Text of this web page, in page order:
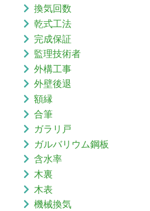
換気回数
乾式工法
完成保証
監理技術者
外構工事
外壁後退
額縁
合筆
ガラリ戸
ガルバリウム鋼板
含水率
木裏
木表
機械換気